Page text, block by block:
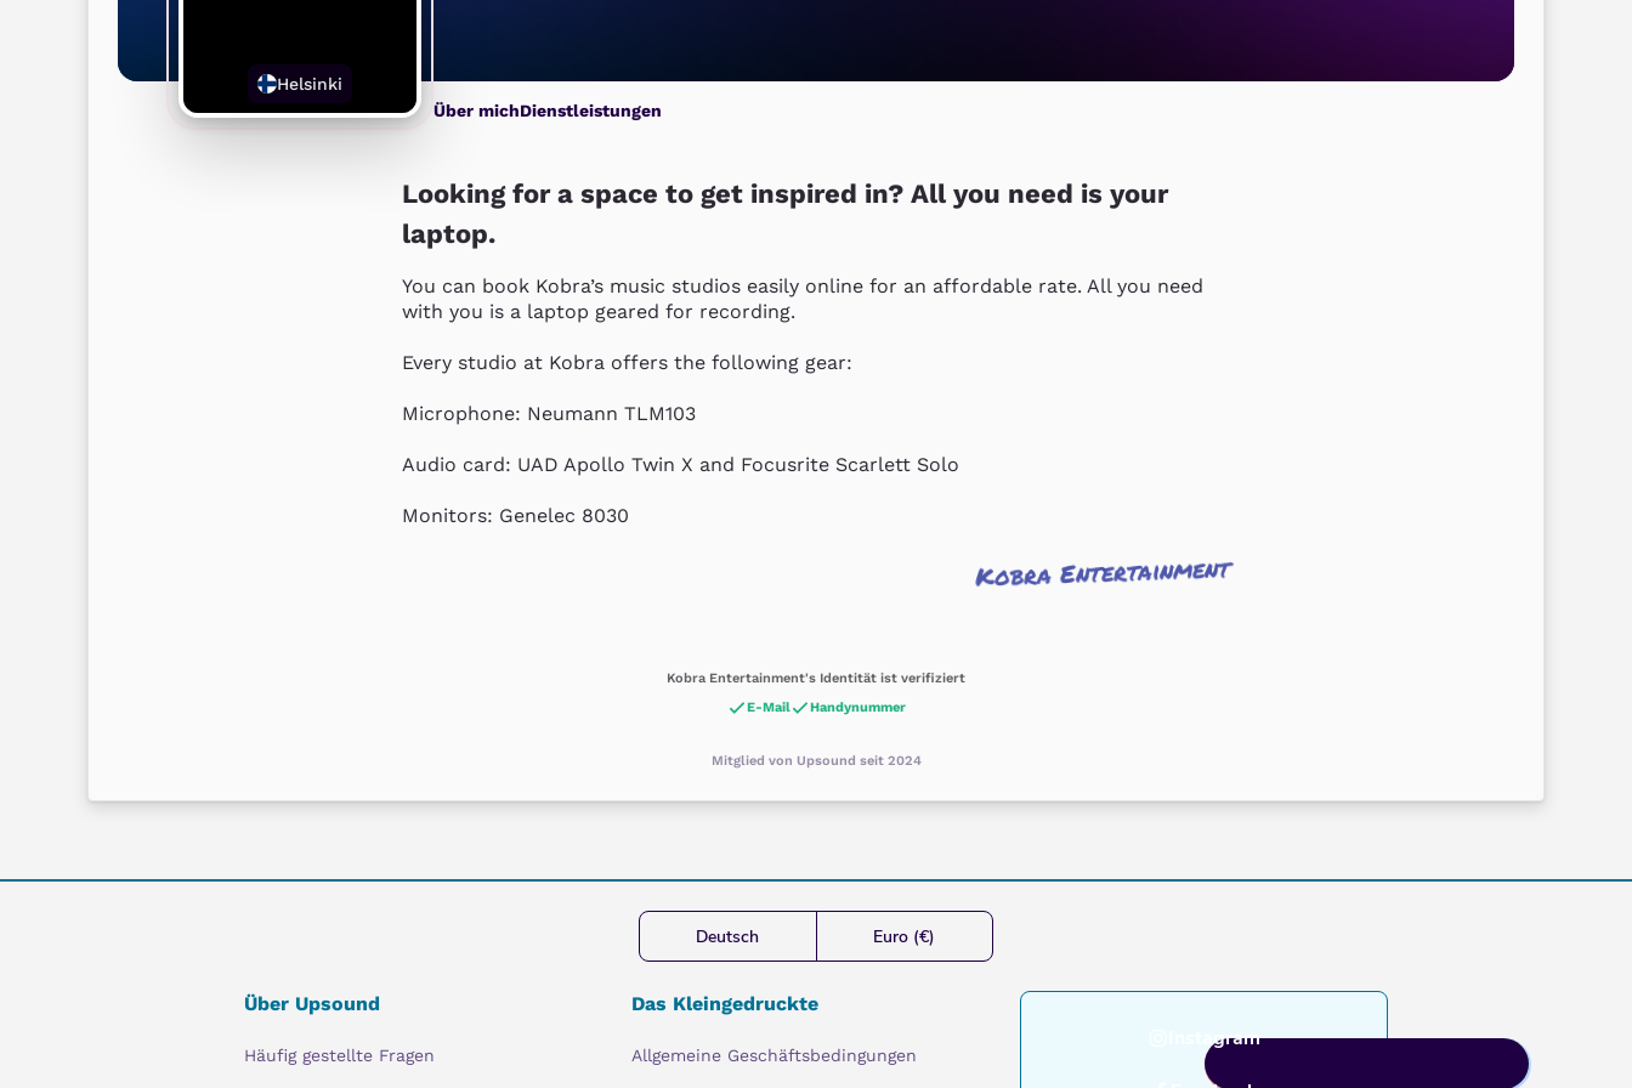
Helsinki
Über michDienstleistungen
Looking for a space to get inspired in? All you need is your
laptop.
You can book Kobra’s music studios easily online for an affordable rate. All you need
with you is a laptop geared for recording.
Every studio at Kobra offers the following gear:
Microphone: Neumann TLM103
Audio card: UAD Apollo Twin X and Focusrite Scarlett Solo
Monitors: Genelec 8030
Kobra Entertainment
Kobra Entertainment's Identität ist verifiziert
E-Mail
Handynummer
Mitglied von Upsound seit 2024
Deutsch Euro (€)
Über Upsound
Häufig gestellte Fragen
Das Kleingedruckte
Allgemeine Geschäftsbedingungen
Instagram